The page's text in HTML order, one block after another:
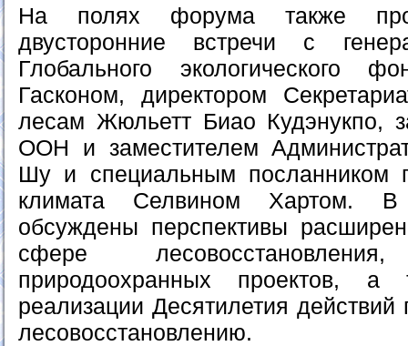
На полях форума также
двусторонние встречи с
Глобального экологического
Гасконом, директором
лесам Жюльетт Биао Кудэнукпо,
ООН и заместителем
Шу и специальным посланником
климата Селвином Хартом. В
обсуждены перспективы
сфере
природоохранных проектов, а
реализации Десятилетия
лесовосстановлению.